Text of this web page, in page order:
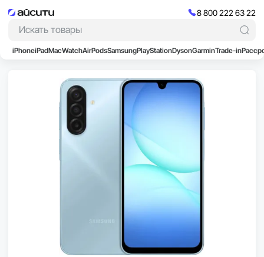
8 800 222 63 22
iPhoneiPadMacWatchAirPodsSamsungPlayStationDysonGarminTrade-in